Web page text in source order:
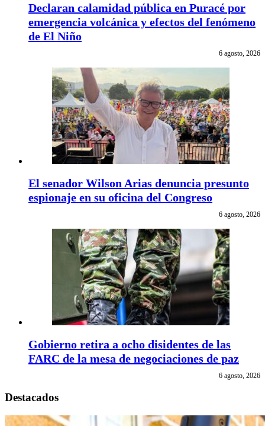
Declaran calamidad pública en Puracé por
emergencia volcánica y efectos del fenómeno
de El Niño
6 agosto, 2026
El senador Wilson Arias denuncia presunto
espionaje en su oficina del Congreso
6 agosto, 2026
Gobierno retira a ocho disidentes de las
FARC de la mesa de negociaciones de paz
6 agosto, 2026
Destacados